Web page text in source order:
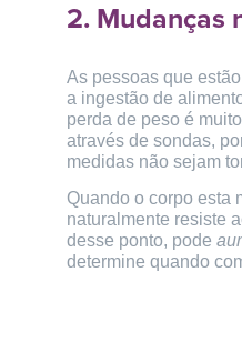
2. Mudanças
As pessoas que
a ingestão de
perda de peso é
através de sondas,
medidas não sejam
Quando o corpo esta
naturalmente resiste
desse ponto, pode
determine quando